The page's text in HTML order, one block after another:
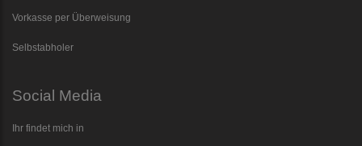
Vorkasse per Überweisung
Selbstabholer
Social Media
Ihr findet mich in